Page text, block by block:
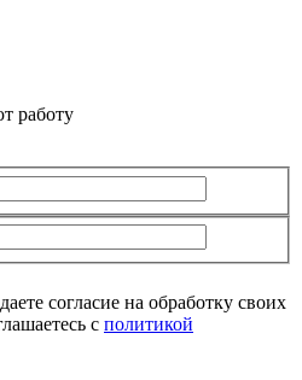
работу
согласие на обработку своих
с политикой